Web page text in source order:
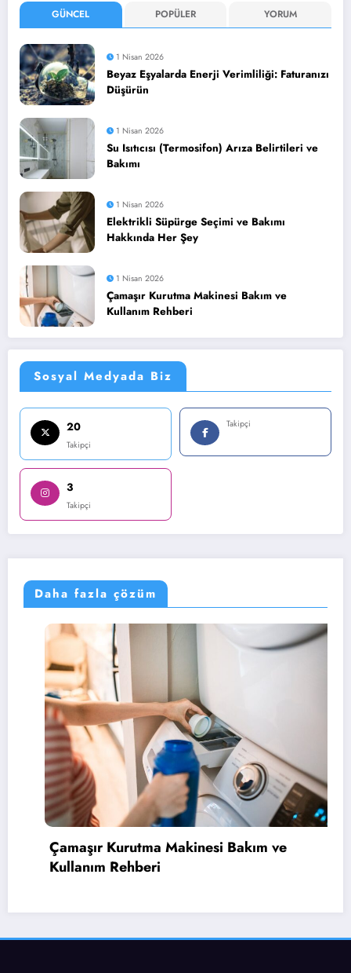
GÜNCEL POPÜLER YORUM
1 Nisan 2026
Beyaz Eşyalarda Enerji Verimliliği: Faturanızı
Düşürün
1 Nisan 2026
Su Isıtıcısı (Termosifon) Arıza Belirtileri ve
Bakımı
1 Nisan 2026
Elektrikli Süpürge Seçimi ve Bakımı
Hakkında Her Şey
1 Nisan 2026
Çamaşır Kurutma Makinesi Bakım ve
Kullanım Rehberi
Sosyal Medyada Biz
20
Takipçi
Takipçi
3
Takipçi
Daha fazla çözüm
Bulaşık Makinesi Bulaşıkları